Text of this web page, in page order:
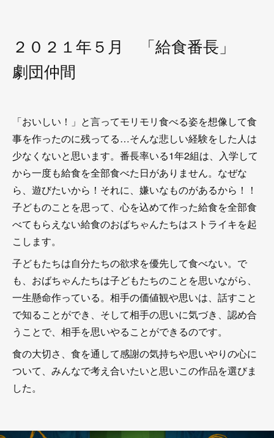
２０２１年５月 「給食番長」
劇団仲間
「おいしい！」と言ってモリモリ食べる姿を想像して食
事を作ったのに残ってる…そんな悲しい経験をした人は
少なくないと思います。番長率いる1年2組は、入学して
から一度も給食を全部食べた日がありません。なぜな
ら、遊びたいから！それに、嫌いなものがあるから！！
子どものことを思って、心を込めて作った給食を全部食
べてもらえない給食のおばちゃんたちはストライキを起
こします。
子どもたちは自分たちの欲求を優先して食べない。で
も、おばちゃんたちは子どもたちのことを思いながら、
一生懸命作っている。相手の価値観や思いは、話すこと
で知ることができ、そして相手の思いに気づき、認め合
うことで、相手を思いやることができるのです。
食の大切さ、食を通して感謝の気持ちや思いやりの心に
ついて、みんなで考え合いたいと思いこの作品を選びま
した。